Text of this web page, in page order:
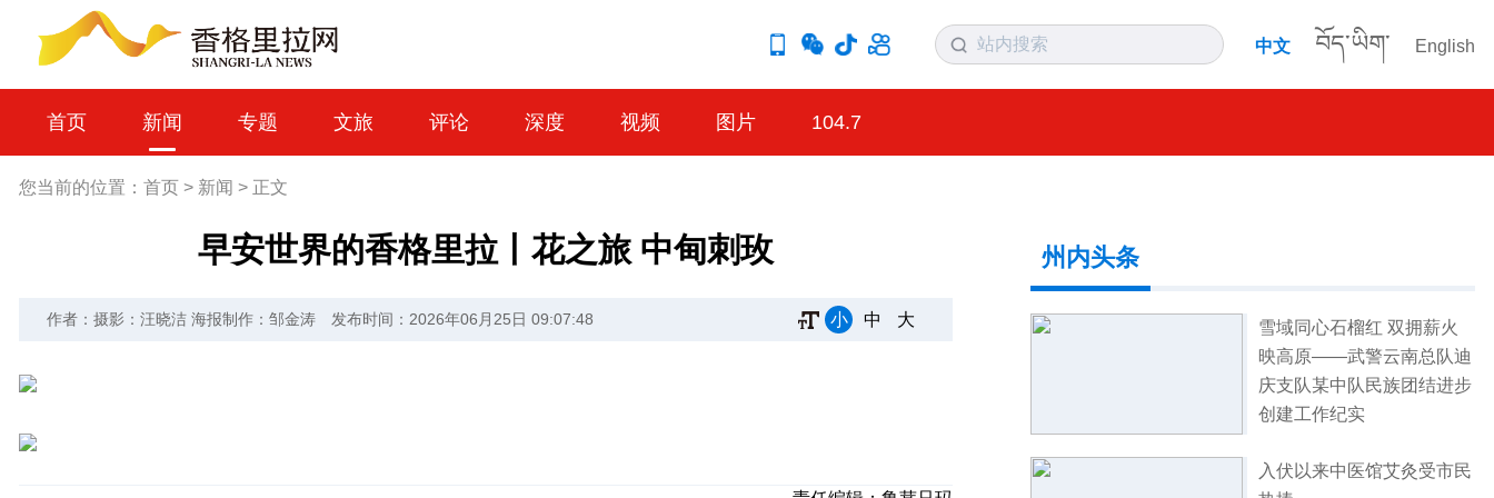
中文 བོད་ཡིག་ English
首页 新闻 专题 文旅 评论 深度 视频 图片 104.7
您当前的位置： 首页 > 新闻 > 正文
早安世界的香格里拉丨花之旅 中甸刺玫
作者：摄影：汪晓洁 海报制作：邹金涛 发布时间：2026年06月25日 09:07:48 小 中 大
州内头条
雪域同心石榴红 双拥薪火
映高原——武警云南总队迪
庆支队某中队民族团结进步
创建工作纪实
入伏以来中医馆艾灸受市民